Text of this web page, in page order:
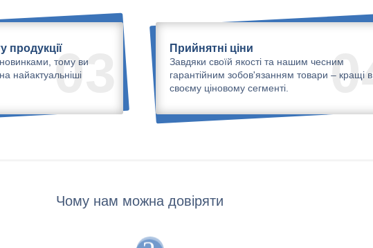
03
продукції
тому ви
найактуальніші
04
Прийнятні ціни
Завдяки своїй якості та нашим чесним
гарантійним зобов'язанням товари – кращі в
своєму ціновому сегменті.
Чому нам можна довіряти